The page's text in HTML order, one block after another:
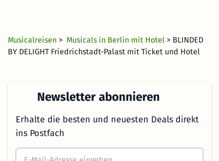
Musicalreisen > Musicals in Berlin mit Hotel > BLINDED
BY DELIGHT Friedrichstadt-Palast mit Ticket und Hotel
Newsletter abonnieren
Erhalte die besten und neuesten Deals direkt
ins Postfach